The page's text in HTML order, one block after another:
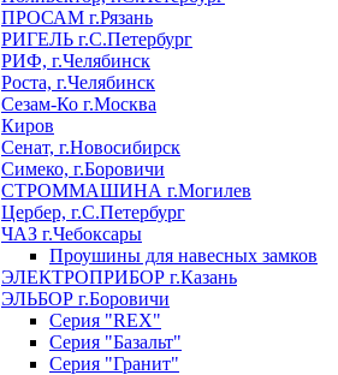
ПРОСАМ г.Рязань
РИГЕЛЬ г.С.Петербург
РИФ, г.Челябинск
Роста, г.Челябинск
Сезам-Ко г.Москва
Киров
Сенат, г.Новосибирск
Симеко, г.Боровичи
СТРОММАШИНА г.Могилев
Цербер, г.С.Петербург
ЧАЗ г.Чебоксары
Проушины для навесных замков
ЭЛЕКТРОПРИБОР г.Казань
ЭЛЬБОР г.Боровичи
Серия "REX"
Серия "Базальт"
Серия "Гранит"